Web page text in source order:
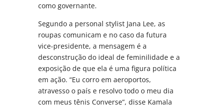
como governante.
Segundo a personal stylist Jana Lee, as
roupas comunicam e no caso da futura
vice-presidente, a mensagem é a
desconstrução do ideal de feminilidade e a
exposição de que ela é uma figura política
em ação. “Eu corro em aeroportos,
atravesso o país e resolvo todo o meu dia
com meus tênis Converse”, disse Kamala